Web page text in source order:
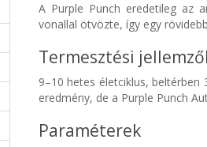
A Purple Punch eredetileg az
vonallal ötvözte, így egy
Termesztési
9–10 hetes életciklus,
eredmény, de a Purple Punch
Paraméterek